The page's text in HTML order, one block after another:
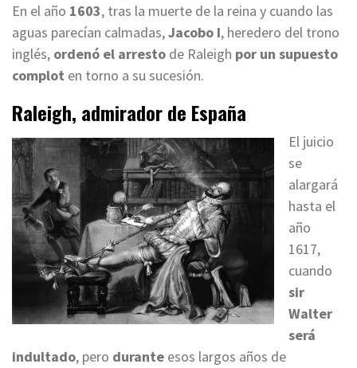
En el año 1603, tras la muerte de la reina y cuando las
aguas parecían calmadas,Jacobo I, heredero del trono
inglés, ordenó el arresto de Raleigh por un supuesto
complot en torno a su sucesión.
Raleigh, admirador de España
El juicio
se
alargará
hasta el
año
1617,
cuando
sir
Walter
será
indultado, pero durante esos largos años de